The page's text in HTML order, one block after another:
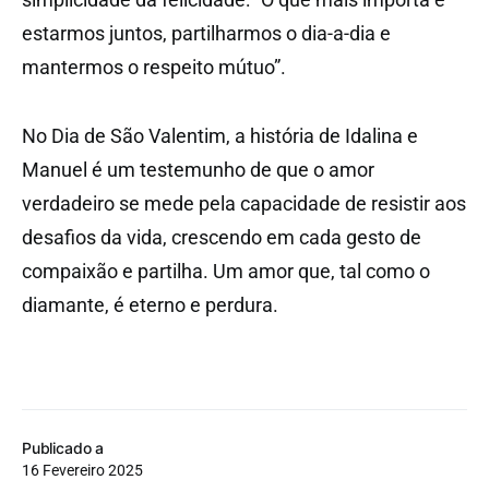
Publicado a
16 Fevereiro 2025
estarmos juntos, partilharmos o dia-a-dia e
mantermos o respeito mútuo”.
No Dia de São Valentim, a história de Idalina e
Manuel é um testemunho de que o amor
verdadeiro se mede pela capacidade de resistir aos
desafios da vida, crescendo em cada gesto de
compaixão e partilha. Um amor que, tal como o
diamante, é eterno e perdura.